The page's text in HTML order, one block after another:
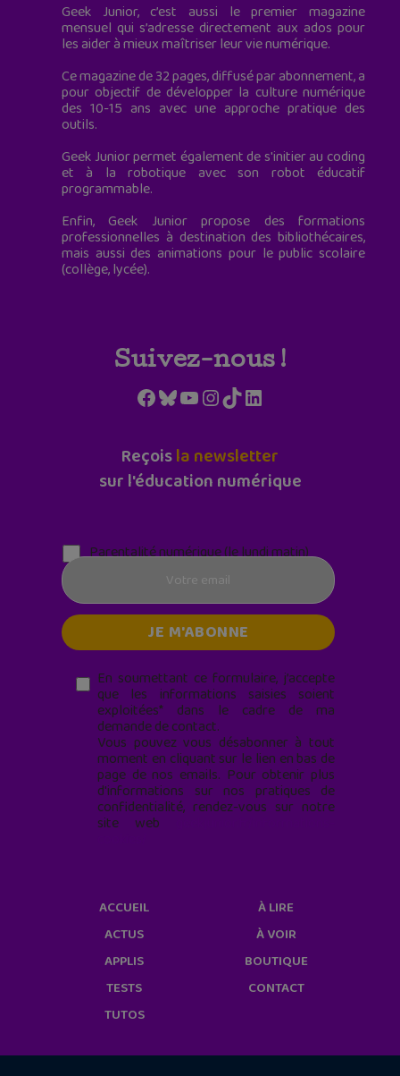
Geek Junior, c’est aussi le premier magazine
mensuel qui s’adresse directement aux ados pour
les aider à mieux maîtriser leur vie numérique.
Ce magazine de 32 pages, diffusé par abonnement, a
pour objectif de développer la culture numérique
des 10-15 ans avec une approche pratique des
outils.
Geek Junior permet également de s'initier au coding
et à la robotique avec son robot éducatif
programmable.
Enfin, Geek Junior propose des formations
professionnelles à destination des bibliothécaires,
mais aussi des animations pour le public scolaire
(collège, lycée).
Suivez-nous !
Facebook
Bluesky
YouTube
Instagram
TikTokLinkedIn
Reçoisla newsletter
sur l'éducation numérique
Parentalité numérique (le lundi matin)
En soumettant ce formulaire, j’accepte
que les informations saisies soient
exploitées* dans le cadre de ma
demande de contact.
Vous pouvez vous désabonner à tout
moment en cliquant sur le lien en bas de
page de nos emails. Pour obtenir plus
d'informations sur nos pratiques de
confidentialité, rendez-vous sur notre
site web
ACCUEIL
ACTUS
APPLIS
TESTS
TUTOS
À LIRE
À VOIR
BOUTIQUE
CONTACT